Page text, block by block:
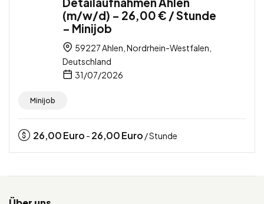
(m/w/d) – 26,00 € / Stunde
– Minijob
59227 Ahlen, Nordrhein-Westfalen,
Deutschland
31/07/2026
Minijob
26,00Euro - 26,00Euro / Stunde